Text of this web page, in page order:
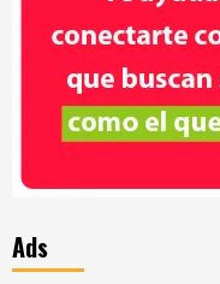
Ads